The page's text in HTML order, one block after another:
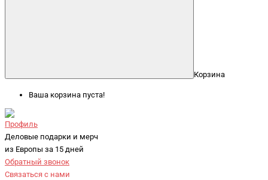
Корзина
Ваша корзина пуста!
Профиль
Деловые подарки и мерч
из Европы за 15 дней
Обратный звонок
Связаться с нами